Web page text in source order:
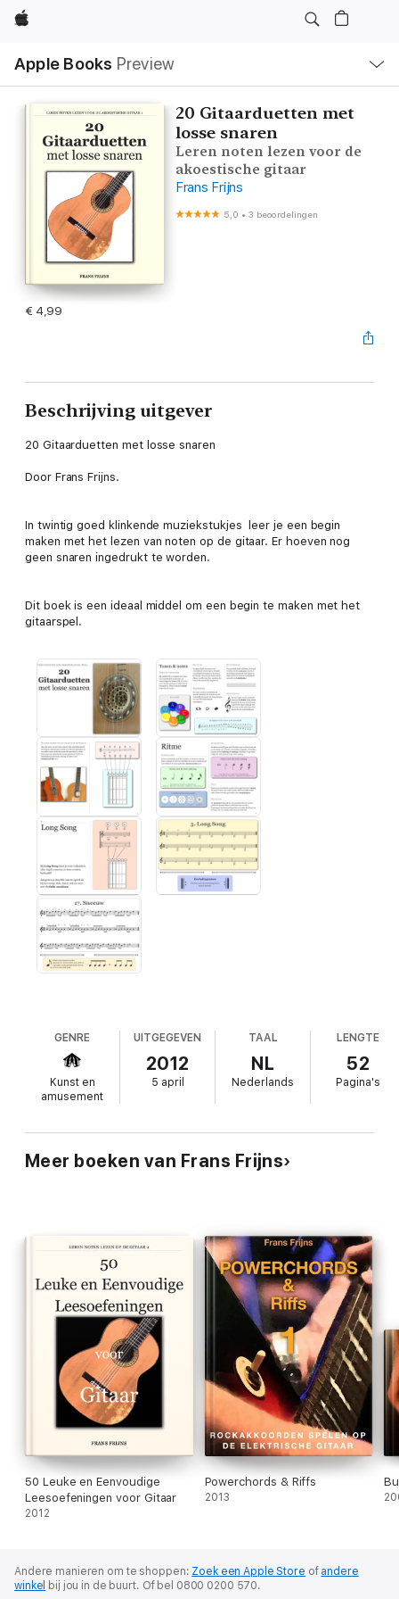
Apple
Apple Books Preview
lokaal
navigatiemenu
20 Gitaarduetten met
losse snaren
Leren noten lezen voor de
akoestische gitaar
Frans Frijns
5,0 •3 beoordelingen
€ 4,99
Beschrijving uitgever
20 Gitaarduetten met losse snaren
Door Frans Frijns.
In twintig goed klinkende muziekstukjes leer je een begin
maken met het lezen van noten op de gitaar. Er hoeven nog
geen snaren ingedrukt te worden.
Dit boek is een ideaal middel om een begin te maken met het
gitaarspel.
GENRE
Kunst en
amusement
UITGEGEVEN
2012
5 april
TAAL
NL
Nederlands
LENGTE
52
Pagina's
Meer boeken van Frans Frijns
50 Leuke en Eenvoudige
Leesoefeningen voor Gitaar
2012
Powerchords & Riffs
2013
Andere manieren om te shoppen: Zoek een Apple Store of andere
winkel bij jou in de buurt. Of bel 0800 0200 570.